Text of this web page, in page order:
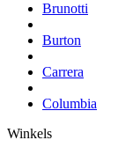
Brunotti
Burton
Carrera
Columbia
Winkels